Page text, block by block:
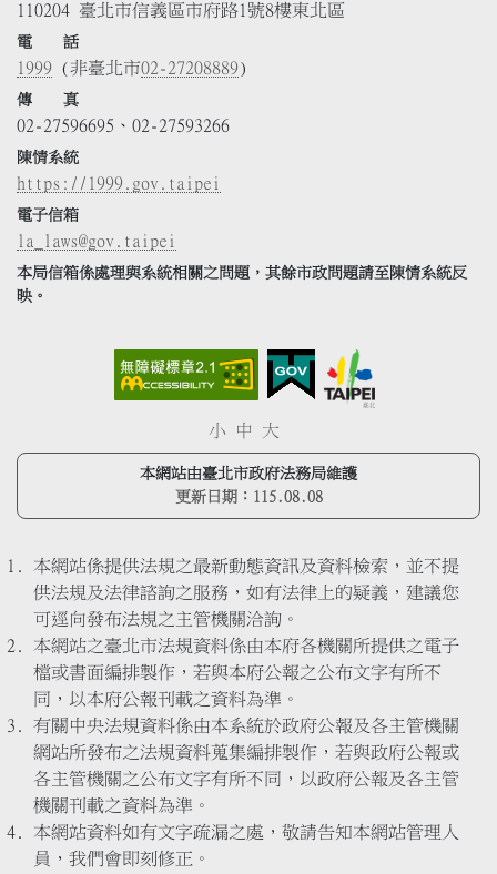
110204 臺北市信義區市府路1號8樓東北區
電 話
1999 (非臺北市02-27208889)
傳 真
02-27596695、02-27593266
陳情系統
https://1999.gov.taipei
電子信箱
la_laws@gov.taipei
本局信箱係處理與系統相關之問題，其餘市政問題請至陳情系統反
映。
小 中 大
本網站由臺北市政府法務局維護
更新日期： 115.08.08
本網站係提供法規之最新動態資訊及資料檢索，並不提
供法規及法律諮詢之服務，如有法律上的疑義，建議您
可逕向發布法規之主管機關洽詢。
本網站之臺北市法規資料係由本府各機關所提供之電子
檔或書面編排製作，若與本府公報之公布文字有所不
同，以本府公報刊載之資料為準。
有關中央法規資料係由本系統於政府公報及各主管機關
網站所發布之法規資料蒐集編排製作，若與政府公報或
各主管機關之公布文字有所不同，以政府公報及各主管
機關刊載之資料為準。
本網站資料如有文字疏漏之處，敬請告知本網站管理人
員，我們會即刻修正。